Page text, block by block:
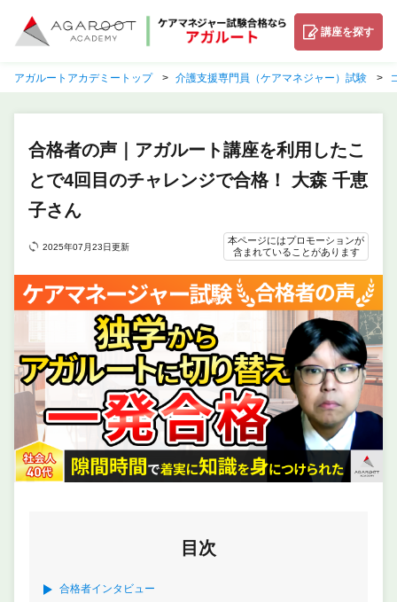
講座を探す
アガルートアカデミートップ 介護支援専門員（ケアマネジャー）試験
合格者の声｜アガルート講座を利用したこ
とで4回目のチャレンジで合格！ 大森 千恵
子さん
2025年07月23日更新
本ページにはプロモーションが
含まれていることがあります
目次
合格者インタビュー